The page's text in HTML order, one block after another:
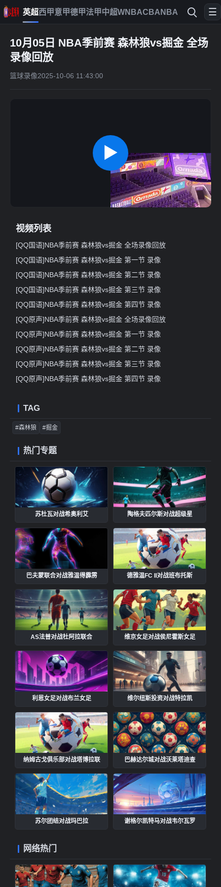
英超西甲意甲德甲法甲中超WNBACBA NBA ☰
10月05日 NBA季前赛 森林狼vs掘金 全场
录像回放
篮球录像2025-10-06 11:43:00
▶
视频列表
[QQ国语]NBA季前赛 森林狼vs掘金 全场录像回放
[QQ国语]NBA季前赛 森林狼vs掘金 第一节 录像
[QQ国语]NBA季前赛 森林狼vs掘金 第二节 录像
[QQ国语]NBA季前赛 森林狼vs掘金 第三节 录像
[QQ国语]NBA季前赛 森林狼vs掘金 第四节 录像
[QQ原声]NBA季前赛 森林狼vs掘金 全场录像回放
[QQ原声]NBA季前赛 森林狼vs掘金 第一节 录像
[QQ原声]NBA季前赛 森林狼vs掘金 第二节 录像
[QQ原声]NBA季前赛 森林狼vs掘金 第三节 录像
[QQ原声]NBA季前赛 森林狼vs掘金 第四节 录像
TAG
#森林狼 #掘金
热门专题
苏杜瓦对战希奥利艾 陶格夫匹尔斯对战超级星
巴夫蒙联合对战雅温得霹雳 德雅温FC II对战班布托斯
AS法普对战杜阿拉联合 维京女足对战侯尼霍斯女足
利恩女足对战布兰女足 维尔纽斯投资对战特拉凯
纳姆古戈俱乐部对战塔博拉联 巴赫达尔城对战沃莱塔迪查
苏尔团结对战玛巴拉 谢格尔凯特马对战韦尔瓦罗
网络热门